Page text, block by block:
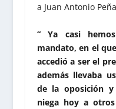
a Juan Antonio
“ Ya casi
mandato, en el
accedió a ser el
además llevaba
de la oposición
niega hoy a